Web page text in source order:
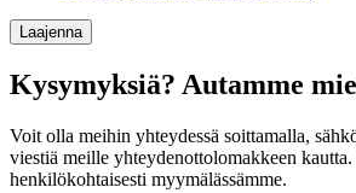
Laajenna
Kysymyksiä? Autamme
Voit olla meihin yhteydessä soittamalla,
viestiä meille yhteydenottolomakkeen
henkilökohtaisesti myymälässämme.